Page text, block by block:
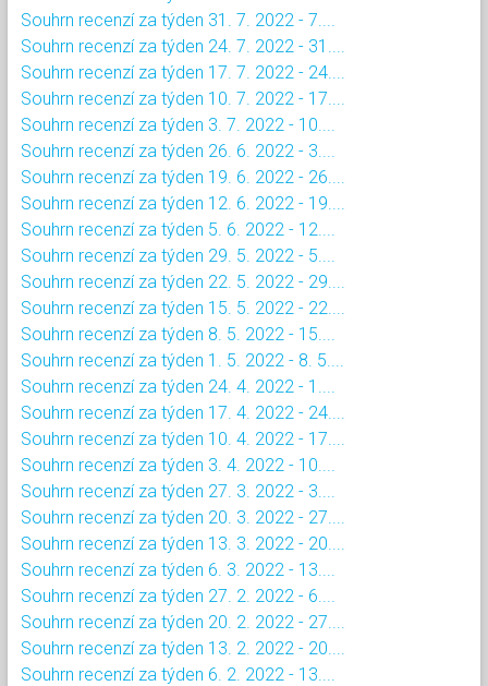
Souhrn recenzí za týden 31. 7. 2022 - 7....
Souhrn recenzí za týden 24. 7. 2022 - 31....
Souhrn recenzí za týden 17. 7. 2022 - 24....
Souhrn recenzí za týden 10. 7. 2022 - 17....
Souhrn recenzí za týden 3. 7. 2022 - 10....
Souhrn recenzí za týden 26. 6. 2022 - 3....
Souhrn recenzí za týden 19. 6. 2022 - 26....
Souhrn recenzí za týden 12. 6. 2022 - 19....
Souhrn recenzí za týden 5. 6. 2022 - 12....
Souhrn recenzí za týden 29. 5. 2022 - 5....
Souhrn recenzí za týden 22. 5. 2022 - 29....
Souhrn recenzí za týden 15. 5. 2022 - 22....
Souhrn recenzí za týden 8. 5. 2022 - 15....
Souhrn recenzí za týden 1. 5. 2022 - 8. 5....
Souhrn recenzí za týden 24. 4. 2022 - 1....
Souhrn recenzí za týden 17. 4. 2022 - 24....
Souhrn recenzí za týden 10. 4. 2022 - 17....
Souhrn recenzí za týden 3. 4. 2022 - 10....
Souhrn recenzí za týden 27. 3. 2022 - 3....
Souhrn recenzí za týden 20. 3. 2022 - 27....
Souhrn recenzí za týden 13. 3. 2022 - 20....
Souhrn recenzí za týden 6. 3. 2022 - 13....
Souhrn recenzí za týden 27. 2. 2022 - 6....
Souhrn recenzí za týden 20. 2. 2022 - 27....
Souhrn recenzí za týden 13. 2. 2022 - 20....
Souhrn recenzí za týden 6. 2. 2022 - 13....